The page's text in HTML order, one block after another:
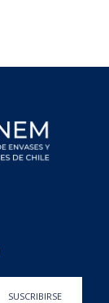
SUSCRIBIRSE